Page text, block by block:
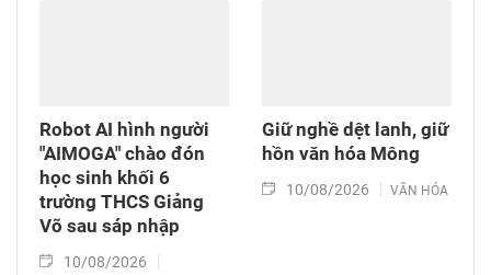
Robot AI hình người
"AIMOGA" chào đón
học sinh khối 6
trường THCS Giảng
Võ sau sáp nhập
10/08/2026
Giữ nghề dệt lanh, giữ
hồn văn hóa Mông
10/08/2026 VĂN HÓA